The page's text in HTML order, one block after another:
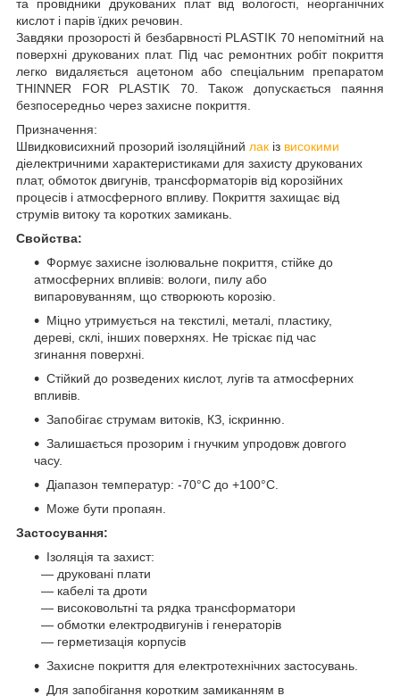
та провідники друкованих плат від вологості, неорганічних
кислот і парів їдких речовин.
Завдяки прозорості й безбарвності PLASTIK 70 непомітний на
поверхні друкованих плат. Під час ремонтних робіт покриття
легко видаляється ацетоном або спеціальним препаратом
THINNER FOR PLASTIK 70. Також допускається паяння
безпосередньо через захисне покриття.
Призначення:
Швидковисихний прозорий ізоляційний лак із високими
діелектричними характеристиками для захисту друкованих
плат, обмоток двигунів, трансформаторів від корозійних
процесів і атмосферного впливу. Покриття захищає від
струмів витоку та коротких замикань.
Свойства:
Формує захисне ізолювальне покриття, стійке до
атмосферних впливів: вологи, пилу або
випаровуванням, що створюють корозію.
Міцно утримується на текстилі, металі, пластику,
дереві, склі, інших поверхнях. Не тріскає під час
згинання поверхні.
Стійкий до розведених кислот, лугів та атмосферних
впливів.
Запобігає струмам витоків, КЗ, іскринню.
Залишається прозорим і гнучким упродовж довгого
часу.
Діапазон температур: -70°С до +100°С.
Може бути пропаян.
Застосування:
Ізоляція та захист:
— друковані плати
― кабелі та дроти
― високовольтні та рядка трансформатори
― обмотки електродвигунів і генераторів
— герметизація корпусів
Захисне покриття для електротехнічних застосувань.
Для запобігання коротким замиканням в